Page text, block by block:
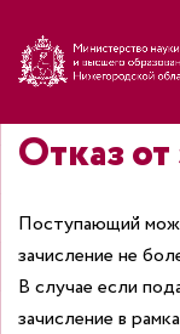
Отказ
Поступающий
зачисление не
В случае если
зачисление в